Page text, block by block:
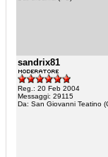
sandrix81
Reg.: 20 Feb 2004
Messaggi: 29115
Da: San Giovanni Teatino